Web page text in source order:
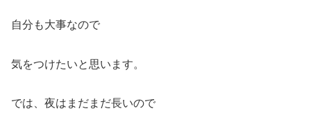
自分も大事なので
気をつけたいと思います。
では、夜はまだまだ長いので